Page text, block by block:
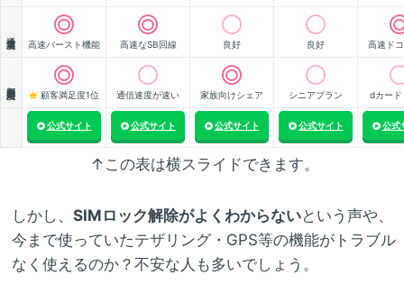
高速バースト機能 高速なSB回線 良好 良好 高速ド
顧客満足度1位 通信速度が速い 家族向けシェア シニアプラン dカード
公式サイト 公式サイト 公式サイト 公式サイト 公式
↑この表は横スライドできます。
しかし、 SIMロック解除がよくわからないという声や、
今まで使っていたテザリング・GPS等の機能がトラブル
なく使えるのか？不安な人も多いでしょう。